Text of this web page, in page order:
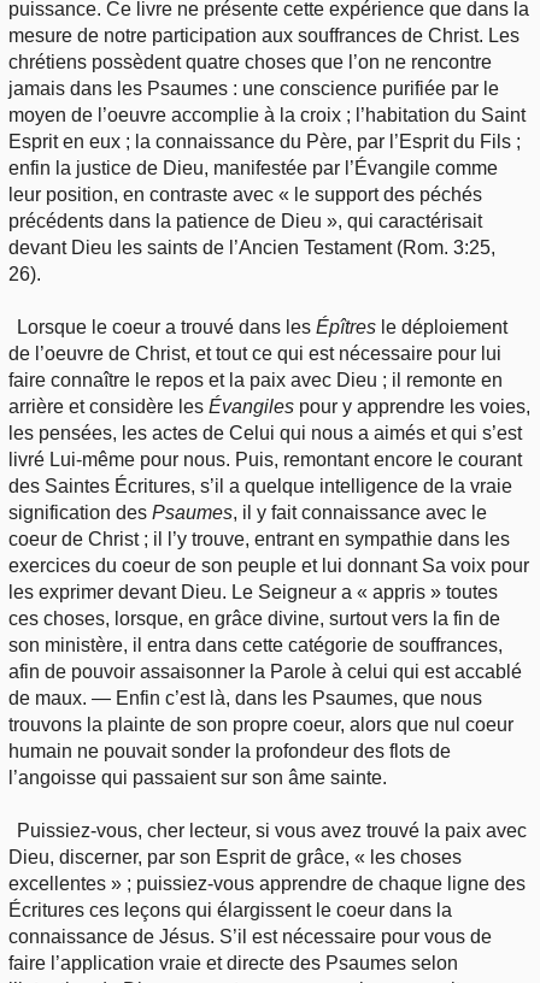
puissance. Ce livre ne présente cette expérience que dans la
mesure de notre participation aux souffrances de Christ. Les
chrétiens possèdent quatre choses que l’on ne rencontre
jamais dans les Psaumes : une conscience purifiée par le
moyen de l’oeuvre accomplie à la croix ; l’habitation du Saint
Esprit en eux ; la connaissance du Père, par l’Esprit du Fils ;
enfin la justice de Dieu, manifestée par l’Évangile comme
leur position, en contraste avec « le support des péchés
précédents dans la patience de Dieu », qui caractérisait
devant Dieu les saints de l’Ancien Testament (Rom. 3:25,
26).
Lorsque le coeur a trouvé dans lesÉpîtres le déploiement
de l’oeuvre de Christ, et tout ce qui est nécessaire pour lui
faire connaître le repos et la paix avec Dieu ; il remonte en
arrière et considère les Évangiles pour y apprendre les voies,
les pensées, les actes de Celui qui nous a aimés et qui s’est
livré Lui-même pour nous. Puis, remontant encore le courant
des Saintes Écritures, s’il a quelque intelligence de la vraie
signification des Psaumes, il y fait connaissance avec le
coeur de Christ ; il l’y trouve, entrant en sympathie dans les
exercices du coeur de son peuple et lui donnant Sa voix pour
les exprimer devant Dieu. Le Seigneur a « appris » toutes
ces choses, lorsque, en grâce divine, surtout vers la fin de
son ministère, il entra dans cette catégorie de souffrances,
afin de pouvoir assaisonner la Parole à celui qui est accablé
de maux. — Enfin c’est là, dans les Psaumes, que nous
trouvons la plainte de son propre coeur, alors que nul coeur
humain ne pouvait sonder la profondeur des flots de
l’angoisse qui passaient sur son âme sainte.
Puissiez-vous, cher lecteur, si vous avez trouvé la paix avec
Dieu, discerner, par son Esprit de grâce, « les choses
excellentes » ; puissiez-vous apprendre de chaque ligne des
Écritures ces leçons qui élargissent le coeur dans la
connaissance de Jésus. S’il est nécessaire pour vous de
faire l’application vraie et directe des Psaumes selon